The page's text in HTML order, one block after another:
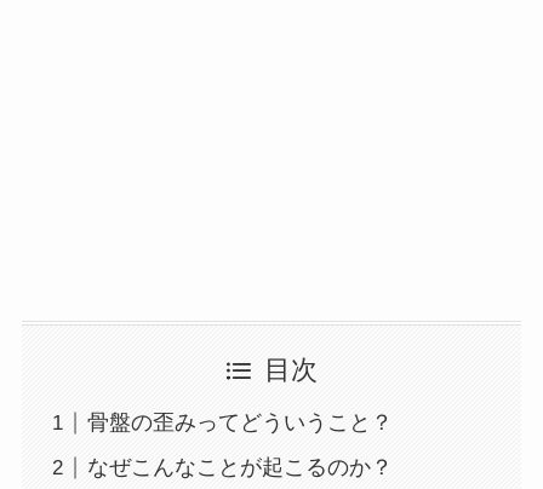
目次
骨盤の歪みってどういうこと？
なぜこんなことが起こるのか？